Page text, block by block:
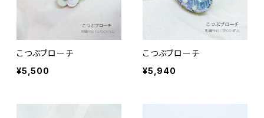
こつぶブローチ
¥5,500
こつぶブローチ
¥5,940